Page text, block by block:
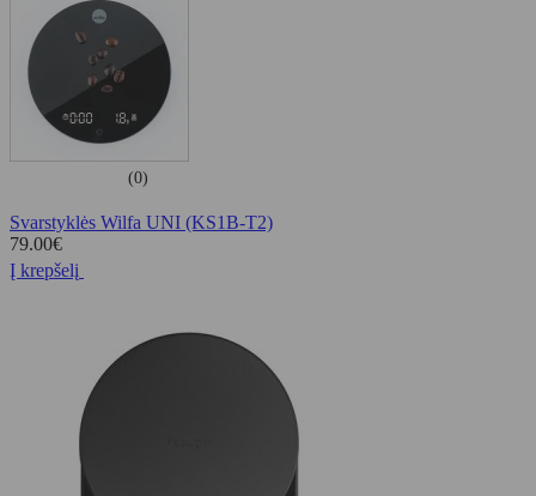
(0)
Svarstyklės Wilfa UNI (KS1B-T2)
79.00€
Į krepšelį